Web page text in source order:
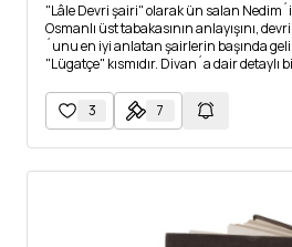
"Lâle Devri şairi" olarak ün salan
Osmanlı üst tabakasının anlayışını,
´unu en iyi anlatan şairlerin başında
"Lügatçe" kısmıdır. Divan´a dair detaylı
dip kısmından açılmıştır.
3 7